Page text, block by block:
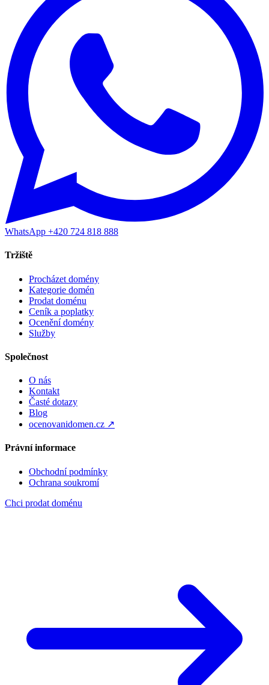
WhatsApp +420 724 818 888
Tržiště
Procházet domény
Kategorie domén
Prodat doménu
Ceník a poplatky
Ocenění domény
Služby
Společnost
O nás
Kontakt
Časté dotazy
Blog
ocenovanidomen.cz ↗
Právní informace
Obchodní podmínky
Ochrana soukromí
Chci prodat doménu